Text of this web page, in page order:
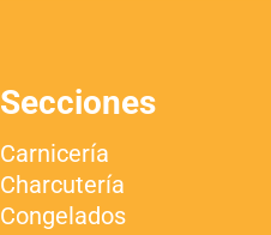
Secciones
Carnicería
Charcutería
Congelados